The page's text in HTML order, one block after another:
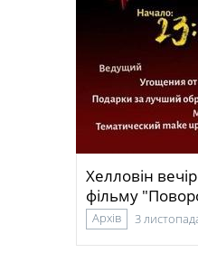
Хелловін
фільму
Архів 3